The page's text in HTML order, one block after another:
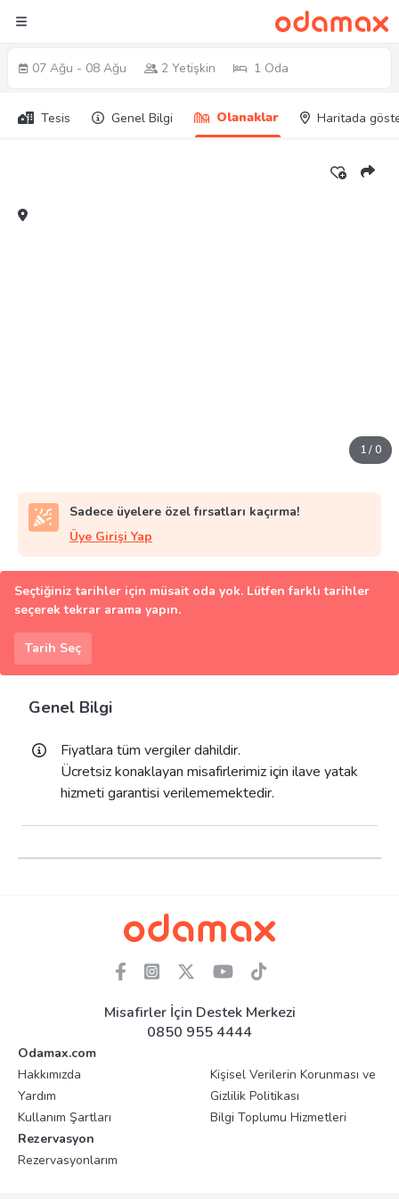
07 Ağu - 08 Ağu 2 Yetişkin 1 Oda
Tesis Genel Bilgi Olanaklar Haritada
1/0
Sadece üyelere özel fırsatları kaçırma!
Üye Girişi Yap
Seçtiğiniz tarihler için müsait oda yok. Lütfen farklı tarihler
seçerek tekrar arama yapın.
Tarih Seç
Genel Bilgi
Fiyatlara tüm vergiler dahildir.
Ücretsiz konaklayan misafirlerimiz için ilave yatak
hizmeti garantisi verilememektedir.
Misafirler İçin Destek Merkezi
0850 955 4444
Odamax.com
Hakkımızda
Yardım
Kullanım Şartları
Kişisel Verilerin Korunması ve
Gizlilik Politikası
Bilgi Toplumu Hizmetleri
Rezervasyon
Rezervasyonlarım